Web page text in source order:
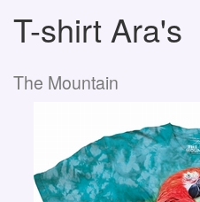
T-shirt Ara's
The Mountain